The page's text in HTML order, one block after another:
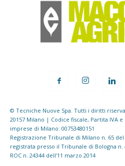
© Tecniche Nuove Spa. Tutti i diritti
20157 Milano | Codice fiscale, Partita IVA
imprese di Milano: 00753480151
Registrazione Tribunale di Milano n. 65
registrata presso il Tribunale di Bologna n.
ROC n. 24344 dell'11 marzo 2014